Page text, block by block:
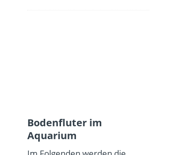
Bodenfluter im
Aquarium